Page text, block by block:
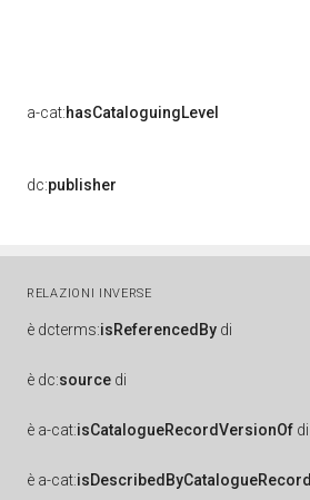
a-cat:hasCataloguingLevel
dc:publisher
RELAZIONI INVERSE
è dcterms:isReferencedBy di
è dc:source di
è a-cat:isCatalogueRecordVersionOf di
è a-cat:isDescribedByCatalogueRecord